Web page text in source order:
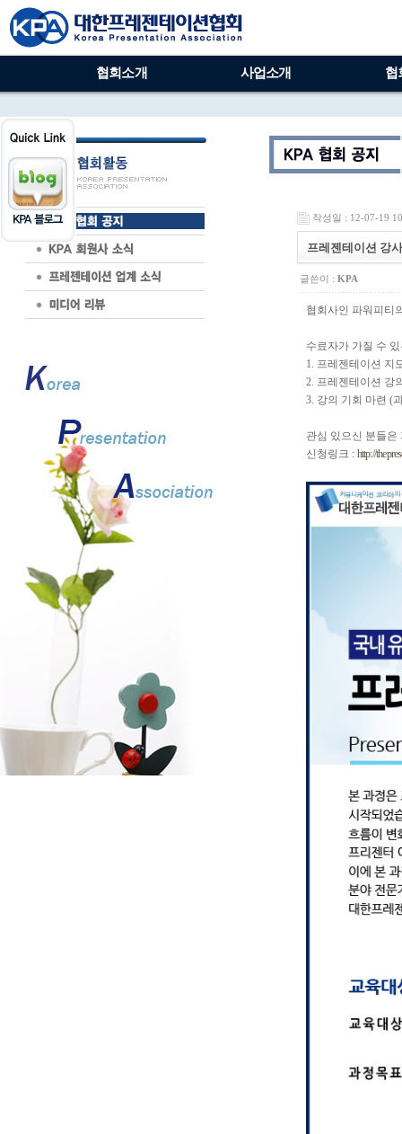
협회소개 사업소개 협
작성일 : 12-07-19
프레젠테이션 강
글쓴이 : KPA
협회사인 파워피티
수료자가 가질 수
1. 프레젠테이션 지
2. 프레젠테이션 강
3. 강의 기회 마련 (
관심 있으신 분들은
신청링크 : http://